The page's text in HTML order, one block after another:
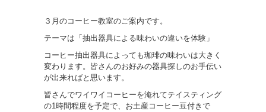
３月のコーヒー教室のご案内です。
テーマは「抽出器具による味わいの違いを体験」
コーヒー抽出器具によっても珈琲の味わいは大きく
変わります。皆さんのお好みの器具探しのお手伝い
が出来ればと思います。
皆さんでワイワイコーヒーを淹れてテイスティング
の1時間程度を予定で、お土産コーヒー豆付きで